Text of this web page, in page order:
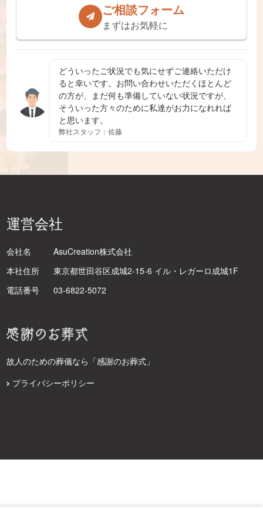
ご相談フォーム
まずはお気軽に
どういったご状況でも気にせずご連絡いただけ
ると幸いです。お問い合わせいただくほとんど
の方が、まだ何も準備していない状況ですが、
そういった方々のために私達がお力になれれば
と思います。
弊社スタッフ：佐藤
運営会社
会社名
AsuCreation株式会社
本社住所
東京都世田谷区成城2-15-6 イル・レガーロ成城1F
電話番号
03-6822-5072
故人のための葬儀なら「感謝のお葬式」
プライバシーポリシー